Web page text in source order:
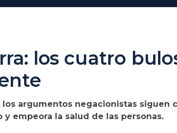
los cuatro
los argumentos negacionistas
empeora la salud de las personas.